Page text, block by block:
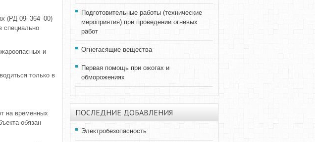
(РД 09–364–00)
специально
и
только в
на временных
обязан
Подготовительные работы (технические
мероприятия) при проведении огневых
работ
Огнегасящие вещества
Первая помощь при ожогах и
обморожениях
ПОСЛЕДНИЕ ДОБАВЛЕНИЯ
Электробезопасность